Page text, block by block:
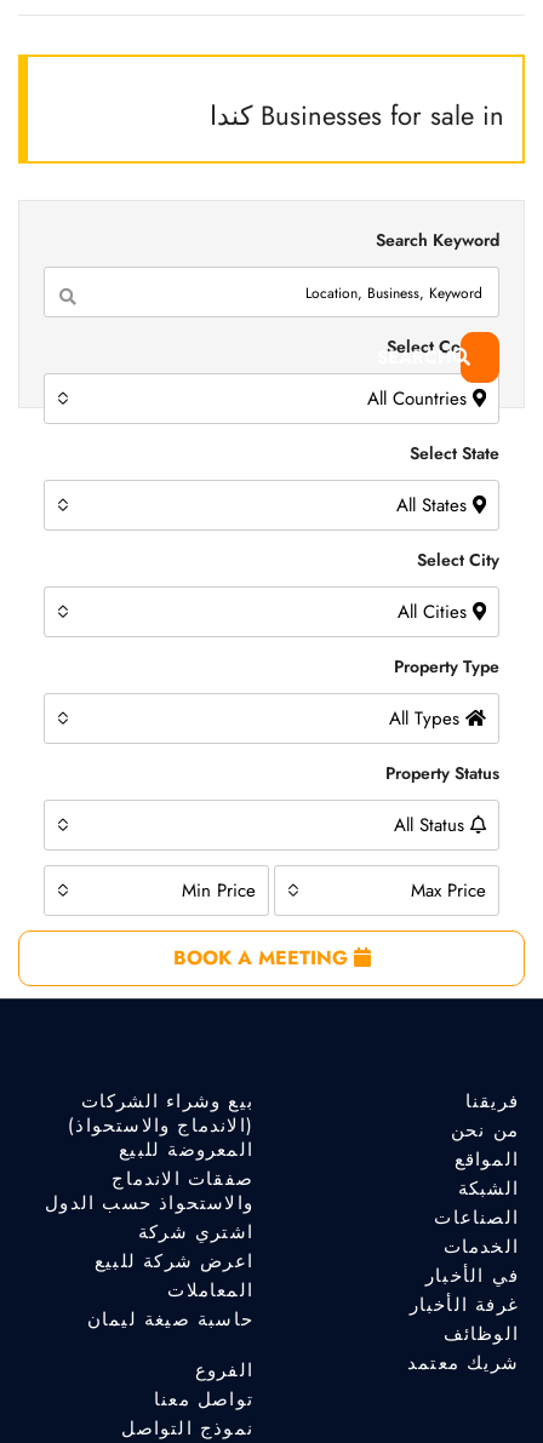
Businesses for sale in كندا
Search Keyword
Select Country
All Countries
Select State
All States
Select City
All Cities
Property Type
All Types
Property Status
All Status
Min Price Max Price
SEARCH
BOOK A MEETING
فريقنا
من نحن
المواقع
الشبكة
الصناعات
الخدمات
في الأخبار
غرفة الأخبار
الوظائف
شريك معتمد
بيع وشراء الشركات
(الاندماج والاستحواذ)
المعروضة للبيع
صفقات الاندماج
والاستحواذ حسب الدول
اشتري شركة
اعرض شركة للبيع
المعاملات
حاسبة صيغة ليمان
الفروع
تواصل معنا
نموذج التواصل